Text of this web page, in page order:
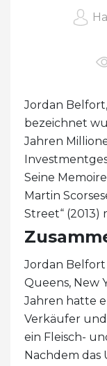
Jordan
bezeichnet
Jahren
Seine
Martin
Street“ (2013)
Jordan Belfort
Queens, New
Jahren hatte
Verkäufer
ein Fleisch-
Nachdem